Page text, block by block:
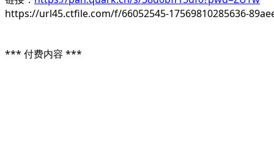
https://url45.ctfile.com/f/66052545-17569810285636-
*** 付费内容 ***